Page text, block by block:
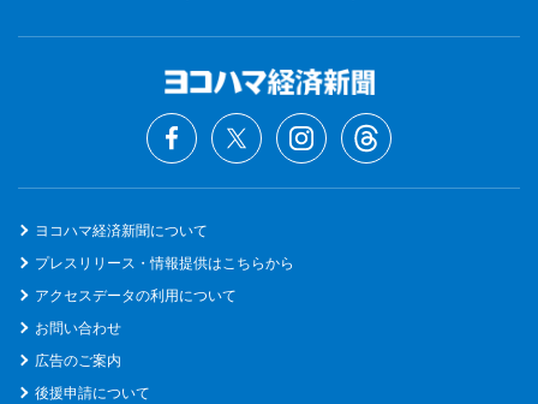
ヨコハマ経済新聞について
プレスリリース・情報提供はこちらから
アクセスデータの利用について
お問い合わせ
広告のご案内
後援申請について